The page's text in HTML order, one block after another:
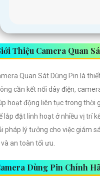
Thiệu Camera Quan
Quan Sát Dùng Pin là
cần kết nối dây điện,
hoạt động liên tục trong thời
lắp đặt linh hoạt ở nhiều vị trí
pháp lý tưởng cho việc giám
an toàn tối ưu.
Dùng Pin Chính